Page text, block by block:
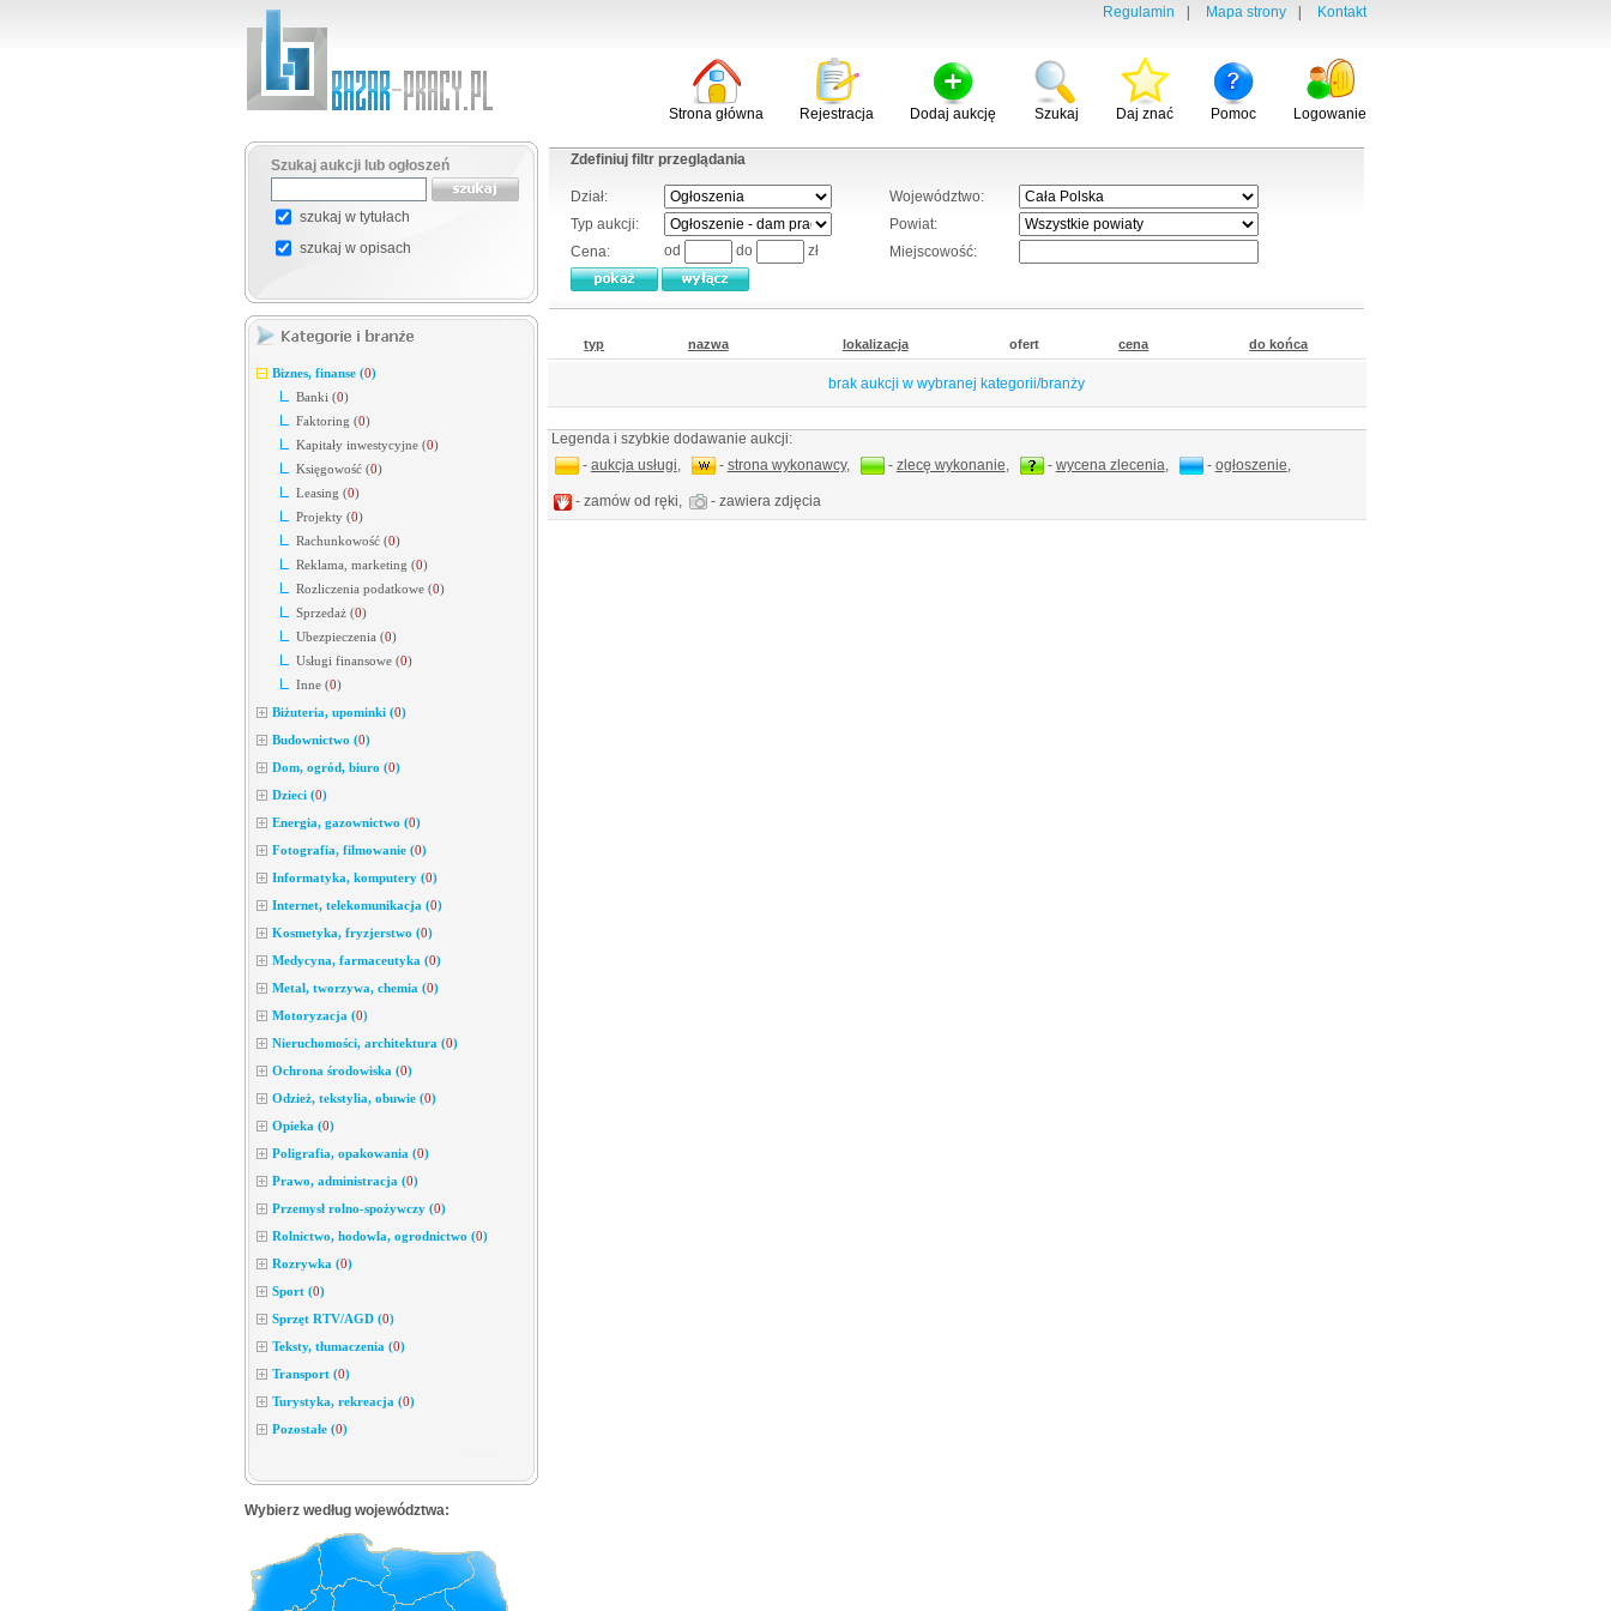
Regulamin Mapa strony Kontakt
Logowanie
Pomoc
Daj znać
Szukaj
Dodaj aukcję
Rejestracja
Strona główna
Szukaj aukcji lub ogłoszeń
szukaj w tytułach
szukaj w opisach
Biznes, finanse (0)
Banki (0)
Faktoring (0)
Kapitały inwestycyjne (0)
Księgowość (0)
Leasing (0)
Projekty (0)
Rachunkowość (0)
Reklama, marketing (0)
Rozliczenia podatkowe (0)
Sprzedaż (0)
Ubezpieczenia (0)
Usługi finansowe (0)
Inne (0)
Biżuteria, upominki (0)
Budownictwo (0)
Dom, ogród, biuro (0)
Dzieci (0)
Energia, gazownictwo (0)
Fotografia, filmowanie (0)
Informatyka, komputery (0)
Internet, telekomunikacja (0)
Kosmetyka, fryzjerstwo (0)
Medycyna, farmaceutyka (0)
Metal, tworzywa, chemia (0)
Motoryzacja (0)
Nieruchomości, architektura (0)
Ochrona środowiska (0)
Odzież, tekstylia, obuwie (0)
Opieka (0)
Poligrafia, opakowania (0)
Prawo, administracja (0)
Przemysł rolno-spożywczy (0)
Rolnictwo, hodowla, ogrodnictwo (0)
Rozrywka (0)
Sport (0)
Sprzęt RTV/AGD (0)
Teksty, tłumaczenia (0)
Transport (0)
Turystyka, rekreacja (0)
Pozostałe (0)
Wybierz według województwa:
Zdefiniuj filtr przeglądania
Dział:
Województwo:
Typ aukcji:
Powiat:
Cena:
od do zł Miejscowość:
typ nazwa lokalizacja ofert cena do końca
brak aukcji w wybranej kategorii/branży
Legenda i szybkie dodawanie aukcji:
- aukcja usługi, - strona wykonawcy, - zlecę wykonanie, - wycena zlecenia, - ogłoszenie,
- zamów od ręki, - zawiera zdjęcia